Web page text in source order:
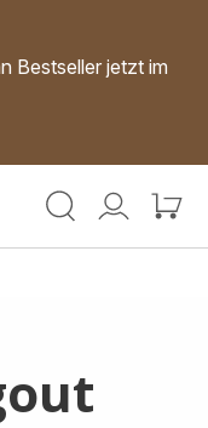
Bestseller jetzt im
Mein
Mein